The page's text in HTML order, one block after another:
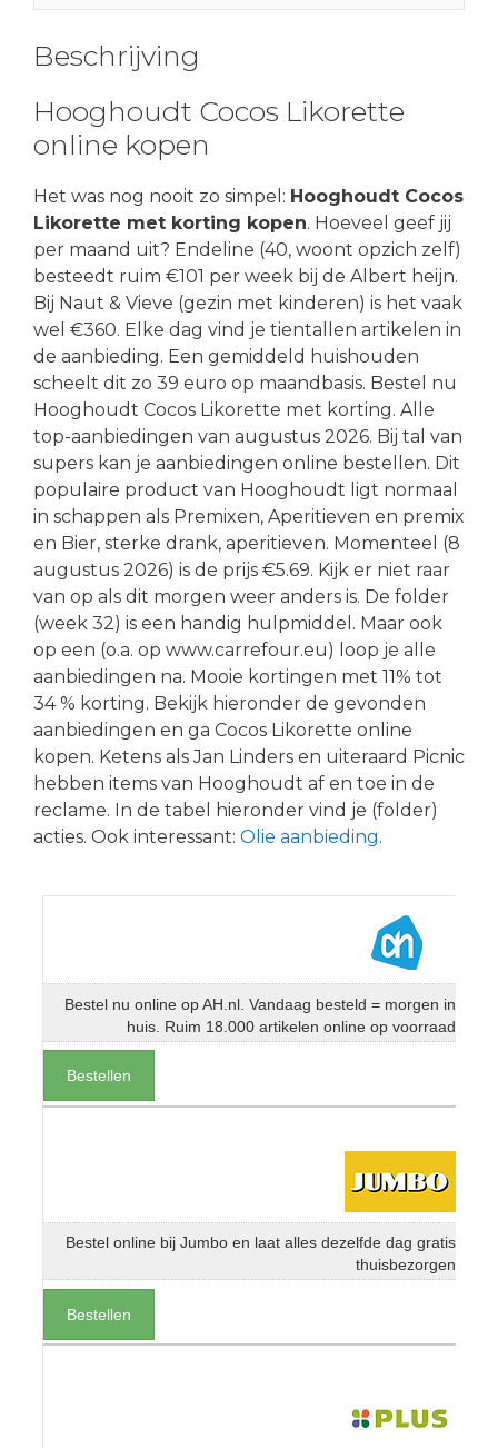
Beschrijving
Hooghoudt Cocos Likorette
online kopen
Het was nog nooit zo simpel: Hooghoudt Cocos
Likorette met korting kopen. Hoeveel geef jij
per maand uit? Endeline (40, woont opzich zelf)
besteedt ruim €101 per week bij de Albert heijn.
Bij Naut & Vieve (gezin met kinderen) is het vaak
wel €360. Elke dag vind je tientallen artikelen in
de aanbieding. Een gemiddeld huishouden
scheelt dit zo 39 euro op maandbasis. Bestel nu
Hooghoudt Cocos Likorette met korting. Alle
top-aanbiedingen van augustus 2026. Bij tal van
supers kan je aanbiedingen online bestellen. Dit
populaire product van Hooghoudt ligt normaal
in schappen als Premixen, Aperitieven en premix
en Bier, sterke drank, aperitieven. Momenteel (8
augustus 2026) is de prijs €5.69. Kijk er niet raar
van op als dit morgen weer anders is. De folder
(week 32) is een handig hulpmiddel. Maar ook
op een (o.a. op www.carrefour.eu) loop je alle
aanbiedingen na. Mooie kortingen met 11% tot
34 % korting. Bekijk hieronder de gevonden
aanbiedingen en ga Cocos Likorette online
kopen. Ketens als Jan Linders en uiteraard Picnic
hebben items van Hooghoudt af en toe in de
reclame. In de tabel hieronder vind je (folder)
acties. Ook interessant: Olie aanbieding.
Bestel nu online op AH.nl. Vandaag besteld = morgen in
huis. Ruim 18.000 artikelen online op voorraad
Bestellen
Bestel online bij Jumbo en laat alles dezelfde dag gratis
thuisbezorgen
Bestellen